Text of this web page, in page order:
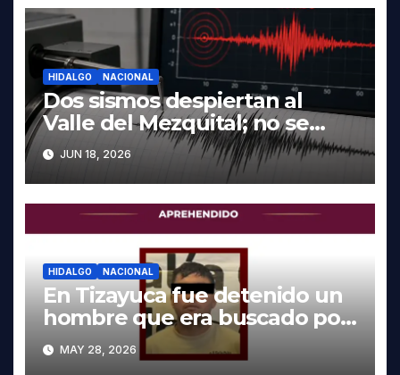
HIDALGO NACIONAL
Dos sismos despiertan al
Valle del Mezquital; no se
reportan daños en Hidalgo
JUN 18, 2026
HIDALGO NACIONAL
En Tizayuca fue detenido un
hombre que era buscado por
autoridades de Oaxaca
MAY 28, 2026